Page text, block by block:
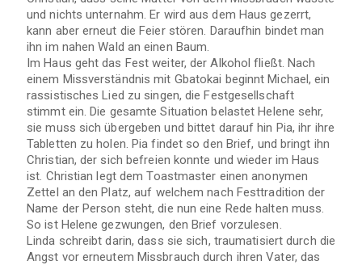
und nichts unternahm. Er wird aus dem Haus gezerrt,
kann aber erneut die Feier stören. Daraufhin bindet man
ihn im nahen Wald an einen Baum.
Im Haus geht das Fest weiter, der Alkohol fließt. Nach
einem Missverständnis mit Gbatokai beginnt Michael, ein
rassistisches Lied zu singen, die Festgesellschaft
stimmt ein. Die gesamte Situation belastet Helene sehr,
sie muss sich übergeben und bittet darauf hin Pia, ihr ihre
Tabletten zu holen. Pia findet so den Brief, und bringt ihn
Christian, der sich befreien konnte und wieder im Haus
ist. Christian legt dem Toastmaster einen anonymen
Zettel an den Platz, auf welchem nach Festtradition der
Name der Person steht, die nun eine Rede halten muss.
So ist Helene gezwungen, den Brief vorzulesen.
Linda schreibt darin, dass sie sich, traumatisiert durch die
Angst vor erneutem Missbrauch durch ihren Vater, das